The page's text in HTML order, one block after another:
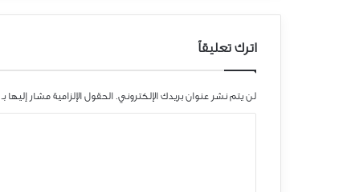
اترك تعليقاً
لن يتم نشر عنوان بريدك الإلكتروني. الحقول الإلزامية مشار إليها بـ